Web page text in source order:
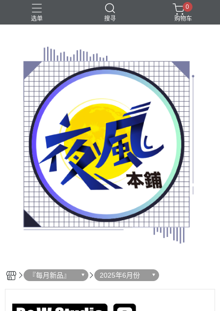
选单 搜寻
0
购物车
『每月新品』 2025年6月份